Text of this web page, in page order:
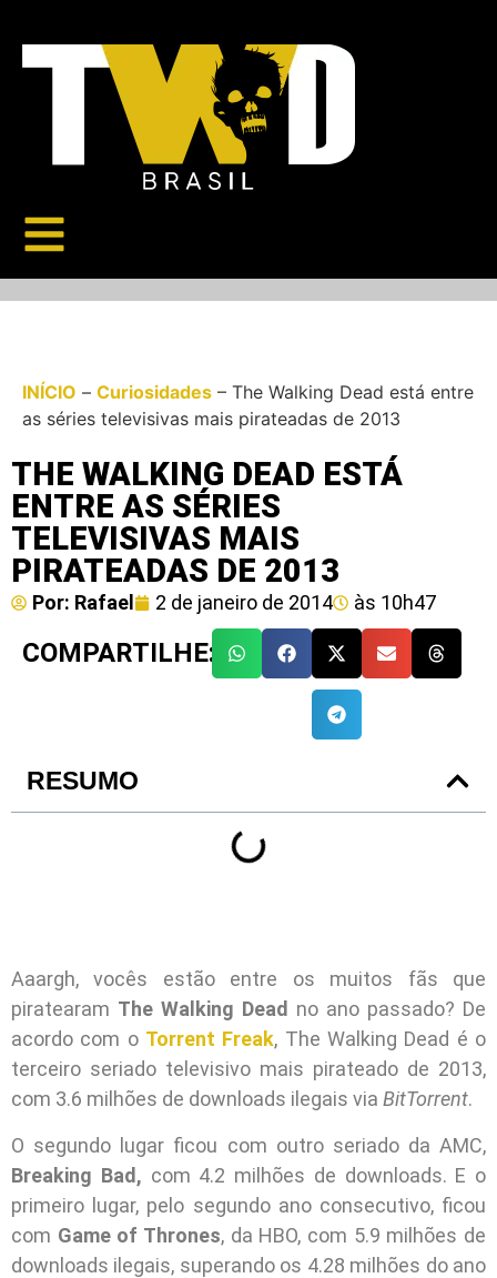
INÍCIO – Curiosidades – The Walking Dead está entre
as séries televisivas mais pirateadas de 2013
THE WALKING DEAD ESTÁ
ENTRE AS SÉRIES
TELEVISIVAS MAIS
PIRATEADAS DE 2013
Por: Rafael 2 de janeiro de 2014 às 10h47
COMPARTILHE:
RESUMO
Aaargh, vocês estão entre os muitos fãs que
piratearam The Walking Dead no ano passado? De
acordo com o Torrent Freak, The Walking Dead é o
terceiro seriado televisivo mais pirateado de 2013,
com 3.6 milhões de downloads ilegais via BitTorrent.
O segundo lugar ficou com outro seriado da AMC,
Breaking Bad, com 4.2 milhões de downloads. E o
primeiro lugar, pelo segundo ano consecutivo, ficou
com Game of Thrones, da HBO, com 5.9 milhões de
downloads ilegais, superando os 4.28 milhões do ano